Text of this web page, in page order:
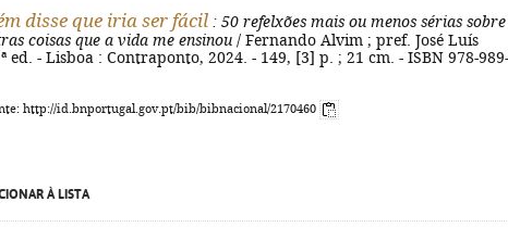
disse que iria ser fácil : 50 refelxões mais ou menos sérias
coisas que a vida me ensinou / Fernando Alvim ; pref. José Luís
ed. - Lisboa : Contraponto, 2024. - 149, [3] p. ; 21 cm. - ISBN 978-989-
http://id.bnportugal.gov.pt/bib/bibnacional/2170460
À LISTA